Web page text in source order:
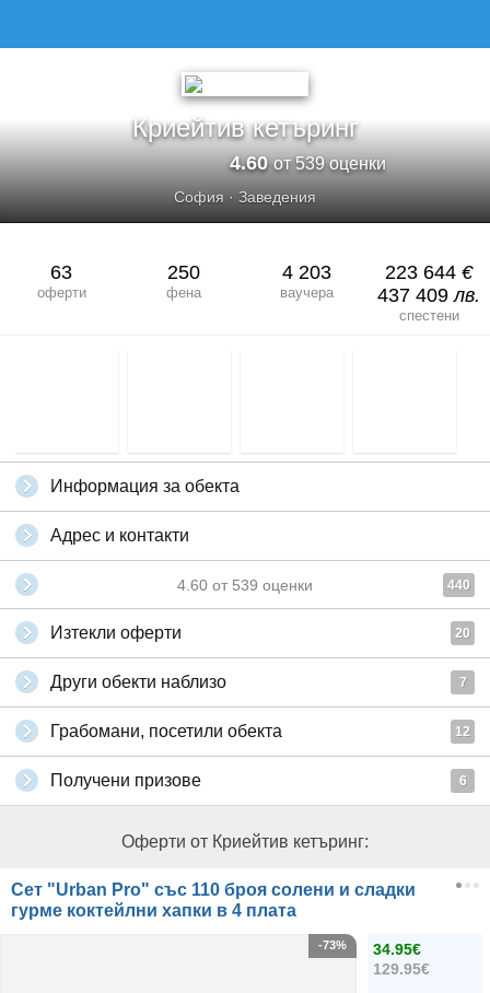
Криейтив кетъринг
4.60от 539 оценки
София · Заведения
63
оферти
250
фена
4 203
ваучера
223 644 €
437 409лв.
спестени
Информация за обекта
Адрес и контакти
4.60 от 539 оценки 440
Изтекли оферти 20
Други обекти наблизо 7
Грабомани, посетили обекта 12
Получени призове 6
Оферти от Криейтив кетъринг:
Сет "Urban Pro" със 110 броя солени и сладки
гурме коктейлни хапки в 4 плата
34.95€
129.95€
-73%